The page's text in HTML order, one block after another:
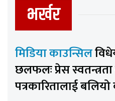
भर्खर
मिडिया काउन्सिल
छलफलः प्रेस
पत्रकारितालाई